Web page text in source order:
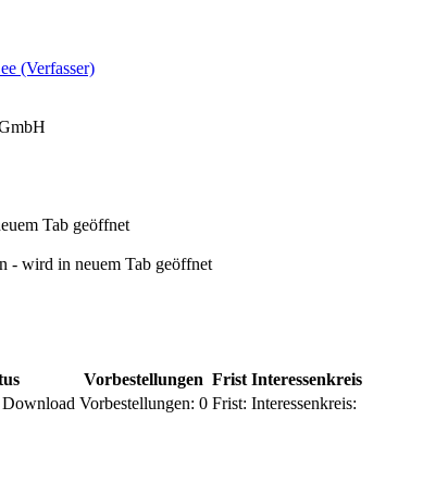
(Verfasser)
Tab geöffnet
- wird in neuem Tab geöffnet
Vorbestellungen Frist Interessenkreis
Vorbestellungen: 0 Frist: Interessenkreis: